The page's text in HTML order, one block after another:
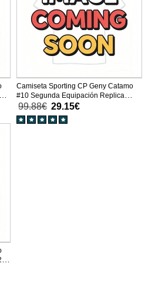
Camiseta Sporting CP Geny Catamo
#10 Segunda Equipación Replica
2025-26 mangas cortas
99.88€ 29.15€